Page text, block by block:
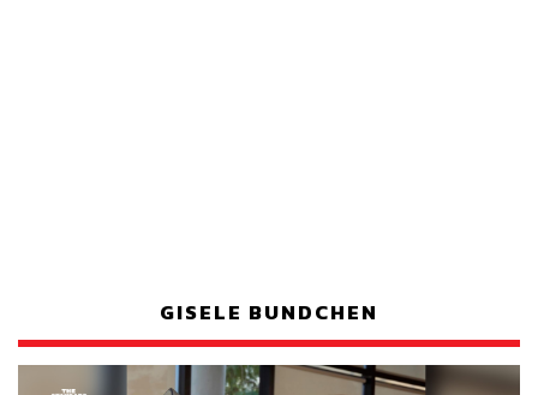
GISELE BUNDCHEN